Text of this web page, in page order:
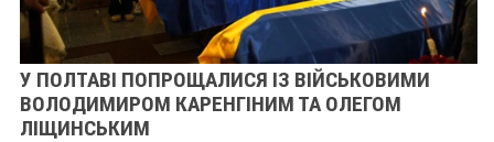
У ПОЛТАВІ ПОПРОЩАЛИСЯ ІЗ ВІЙСЬКОВИМИ
ВОЛОДИМИРОМ КАРЕНГІНИМ ТА ОЛЕГОМ
ЛІЩИНСЬКИМ